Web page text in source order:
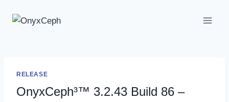
RELEASE
OnyxCeph³™ 3.2.43 Build 86 –